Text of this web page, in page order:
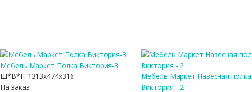
Мебель Маркет Полка Виктория-3
Ш*В*Г: 1313x474x316
На заказ
Мебель Маркет Навесная полка
Виктория - 2